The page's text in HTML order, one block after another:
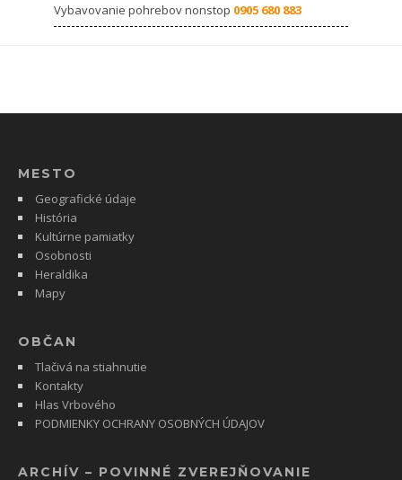
Vybavovanie pohrebov nonstop 0905 680 883
MESTO
Geografické údaje
História
Kultúrne pamiatky
Osobnosti
Heraldika
Mapy
OBČAN
Tlačivá na stiahnutie
Kontakty
Hlas Vrbového
PODMIENKY OCHRANY OSOBNÝCH ÚDAJOV
ARCHÍV – POVINNÉ ZVEREJŇOVANIE